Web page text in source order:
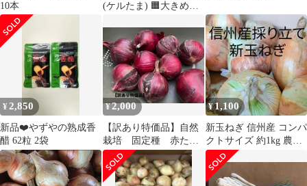
10本
(ケルたま) 🟧大きめＭ.
込🟧ケルセチン約2倍🟧
信州 安曇野産🟧フォロ
ワー割有🟧
¥2,850
新品❤️やずやの熟成香
醋 62粒 2袋
¥2,000
【訳あり特価品】自然
栽培 固定種 赤たま
ねぎ2kg 肥料農薬除
草剤不使用
¥1,100
新玉ねぎ 信州産 コンパ
クトサイズ 約1kg 農薬
不使用 玉ねぎ たまねぎ